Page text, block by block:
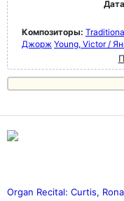
Композиторы:
Джорж Young, Victor /
Organ Recital: Curtis,